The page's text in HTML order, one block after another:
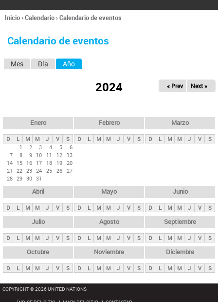
l
d
Se
usted
Inicio›Calendario›Calendario de eventos
Calendario de eventos
s
p
n
i
p
a
l
s
Mes Día Año
2024 « Prev Next »
Enero
D L M M J V
S
1
2 3 4 5
6
7
8 9 10 11 12
13
14 15 16 17 18 19 20
21
22 23 24 25 26 27
28 29 30 31
Febrero
D L M M J V S
Marzo
D L M M J V S
Abril
D L M M J V S
Mayo
D L M M J V S
Junio
D L M M J V S
Julio
D L M M J V S
Agosto
D L M M J V S
Septiembre
D L M M J V S
Octubre
D L M M J V S
Noviembre
D L M M J V S
Diciembre
D L M M J V S
COPYRIGHT © 2026 UNITED NATIONS